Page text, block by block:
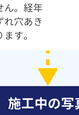
ん。経年
れ穴あき
す。
施工中の写